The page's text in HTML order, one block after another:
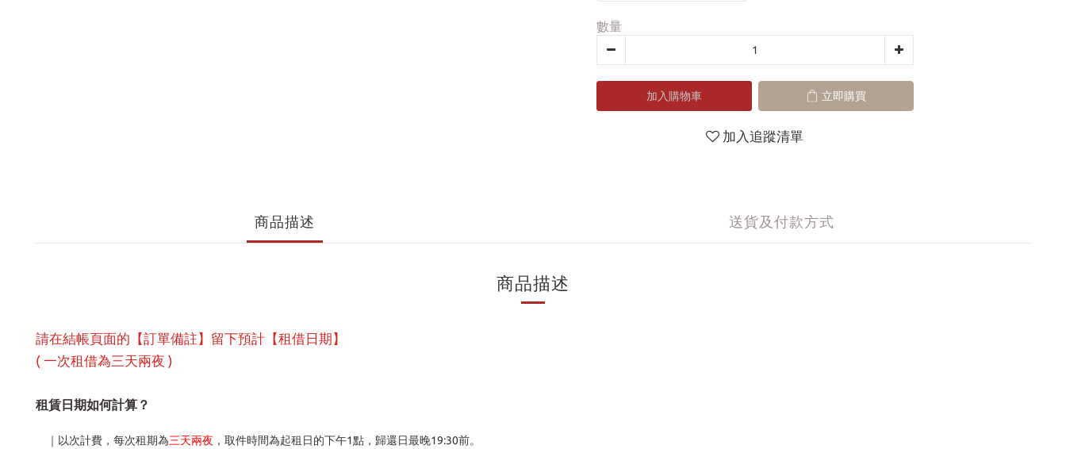
數量
加入購物車 立即購買
加入追蹤清單
商品描述 送貨及付款方式
商品描述
請在結帳頁面的【訂單備註】留下預計【租借日期】
( 一次租借為三天兩夜 )
租賃日期如何計算？
｜以次計費，每次租期為三天兩夜 ，取件時間為起租日的下午1點，歸還日最晚19:30前。